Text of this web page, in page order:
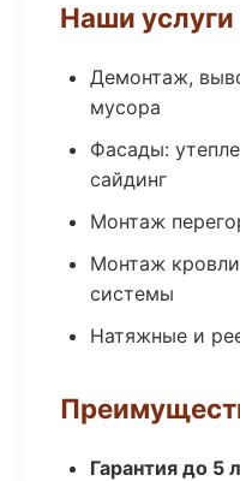
Наши услуги
Демонтаж,
мусора
Фасады:
сайдинг
Монтаж
Монтаж
системы
Натяжные и
Гарантия до 5